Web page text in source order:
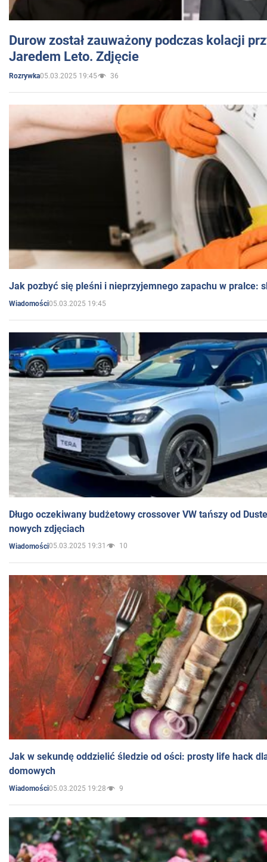
Durow został zauważony podczas kolacji
Jaredem Leto. Zdjęcie
Rozrywka05.03.2025 19:45 36
Jak pozbyć się pleśni i nieprzyjemnego zapachu w pralce:
Wiadomości05.03.2025 19:45
Długo oczekiwany budżetowy crossover VW tańszy od
nowych zdjęciach
Wiadomości05.03.2025 19:31 10
Jak w sekundę oddzielić śledzie od ości: prosty life hack
domowych
Wiadomości05.03.2025 19:28 9